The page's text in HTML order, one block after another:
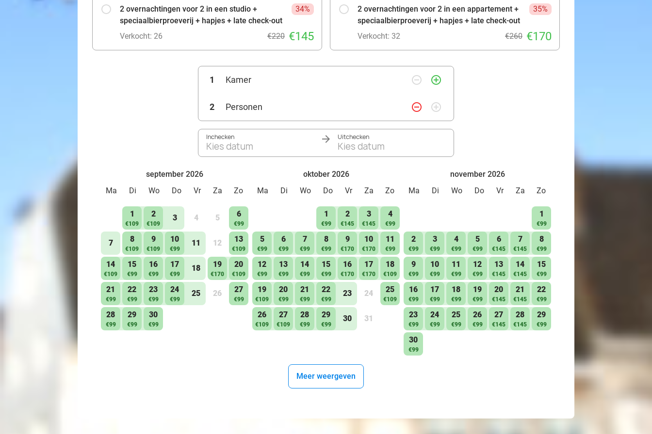
Comfortabele zithoek met Smart TV
Bank en kledingkast
Keuken inclusief koelkast, waterkoker, 2-pits elektrische kookplaat, standaard
keukeninventaris en Nespresso koffiezetapparaat
Inclusief bedlinnen
Boven het restaurant
Huisdieren toegestaan
Dakterras
Gratis parkeren in de buurt
Studio
17 tot 21 m2
Tweepersoons bed met 2 enkele matrassen
Tafel met twee stoelen
Televisie
Kledingkast
Kitchenette inclusief koelkast, waterkoker en Nespresso koffiezetapparaat
Badkamer met wastafel, eigen WC en douche
Dagelijkse schoonmaak
Inclusief handdoeken
2 overnachtingen voor 2 in een studio +
speciaalbierproeverij + hapjes + late check-out
34%
Verkocht: 26 €220 €145
2 overnachtingen voor 2 in een appartement +
speciaalbierproeverij + hapjes + late check-out
35%
Verkocht: 32 €260 €170
1 Kamer remove_circle_outline add_circle_outline
2 Personen remove_circle_outline add_circle_outline
Inchecken
Kies datum
Uitchecken
Kies datum
september 2026
Ma
Di Wo Do Vr Za Zo
1
€109
2
€109
3 4 5 6
€99
7 8
€109
9
€109
10
€99
11 12 13
€109
14
€109
15
€99
16
€99
17
€99
18 19
€170
20
€109
21
€99
22
€99
23
€99
24
€99
25 26 27
€99
28
€99
29
€99
30
€99
oktober 2026
Ma
Di Wo Do Vr Za Zo
1
€99
2
€145
3
€145
4
€99
5
€99
6
€99
7
€99
8
€99
9
€170
10
€170
11
€99
12
€99
13
€99
14
€99
15
€99
16
€170
17
€170
18
€109
19
€109
20
€99
21
€99
22
€99
23 24 25
€109
26
€109
27
€109
28
€99
29
€99
30 31
november 2026
Ma
Di Wo Do Vr Za Zo
1
€99
2
€99
3
€99
4
€99
5
€99
6
€145
7
€145
8
€99
9
€99
10
€99
11
€99
12
€99
13
€145
14
€145
15
€99
16
€99
17
€99
18
€99
19
€99
20
€145
21
€145
22
€99
23
€99
24
€99
25
€99
26
€99
27
€145
28
€145
29
€99
30
€99
Meer weergeven